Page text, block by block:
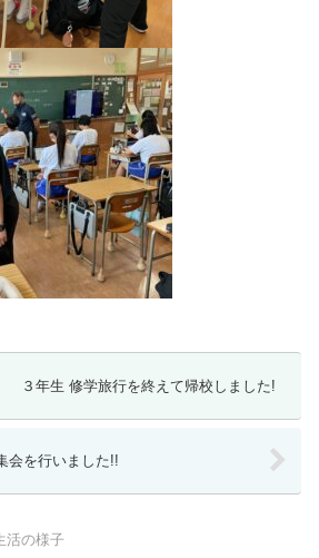
３年生 修学旅行を終えて帰校しました!
会を行いました!!
活の様子